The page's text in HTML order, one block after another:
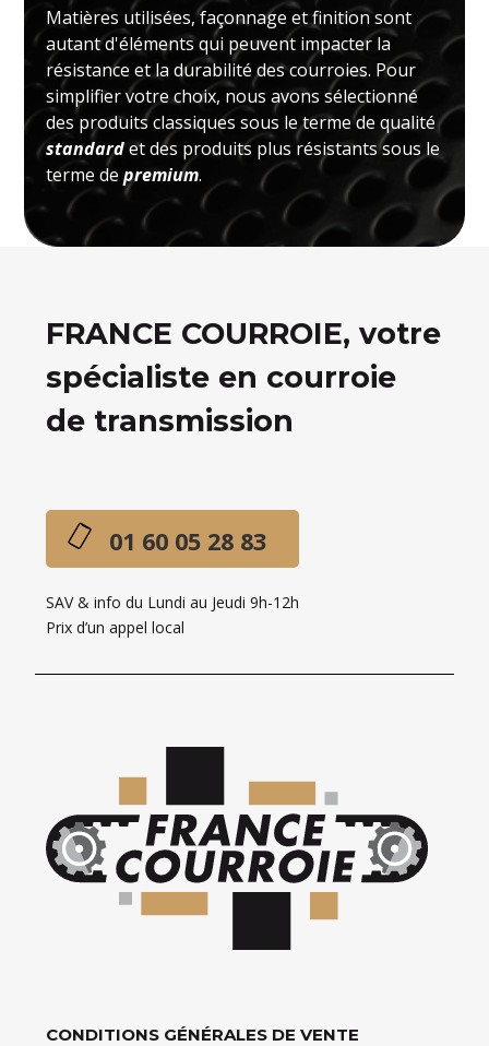
Matières utilisées, façonnage et finition sont
autant d'éléments qui peuvent impacter la
résistance et la durabilité des courroies. Pour
simplifier votre choix, nous avons sélectionné
des produits classiques sous le terme de qualité
standardet des produits plus résistants sous le
terme depremium.
FRANCE COURROIE, votre
spécialiste en courroie
de transmission
01 60 05 28 83
SAV & info du Lundi au Jeudi 9h-12h
Prix d’un appel local
CONDITIONS GÉNÉRALES DE VENTE